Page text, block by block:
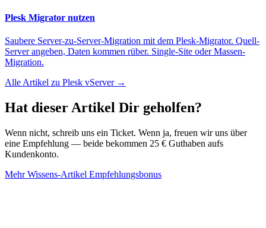
Plesk Migrator nutzen
Saubere Server-zu-Server-Migration mit dem Plesk-Migrator. Quell-
Server angeben, Daten kommen rüber. Single-Site oder Massen-
Migration.
Alle Artikel zu Plesk vServer →
Hat dieser Artikel Dir geholfen?
Wenn nicht, schreib uns ein Ticket. Wenn ja, freuen wir uns über
eine Empfehlung — beide bekommen 25 € Guthaben aufs
Kundenkonto.
Mehr Wissens-Artikel Empfehlungsbonus